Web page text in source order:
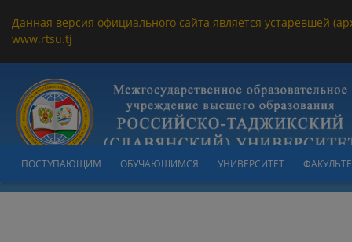
Данная версия официального сайта является устаревшей
www.rtsu.tj
ПОСТУПАЮЩИМ ОБУЧАЮЩИМСЯ УНИВЕРСИТЕТ